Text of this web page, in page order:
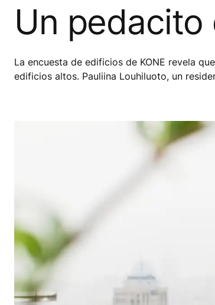
Un pedacito
La encuesta de edificios de KONE revela
edificios altos. Pauliina Louhiluoto, un